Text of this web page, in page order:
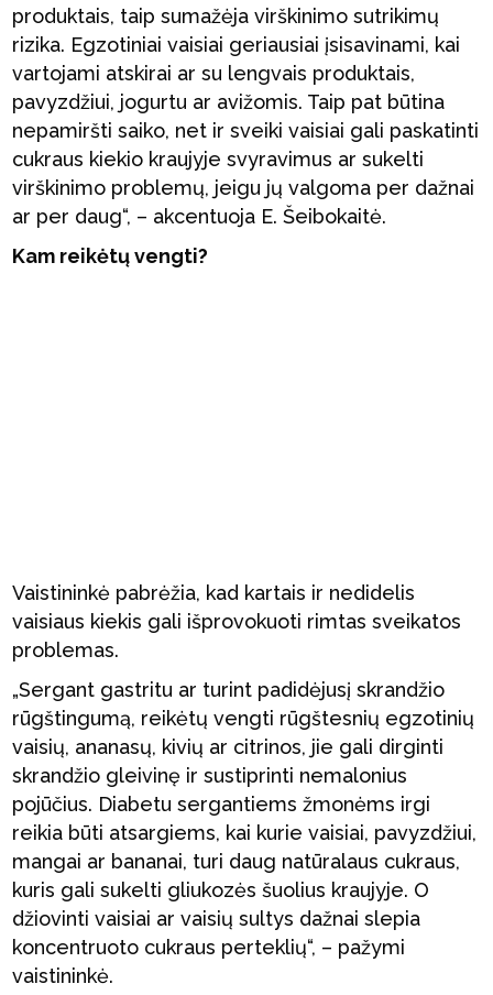
produktais, taip sumažėja virškinimo sutrikimų
rizika. Egzotiniai vaisiai geriausiai įsisavinami, kai
vartojami atskirai ar su lengvais produktais,
pavyzdžiui, jogurtu ar avižomis. Taip pat būtina
nepamiršti saiko, net ir sveiki vaisiai gali paskatinti
cukraus kiekio kraujyje svyravimus ar sukelti
virškinimo problemų, jeigu jų valgoma per dažnai
ar per daug“, – akcentuoja E. Šeibokaitė.
Kam reikėtų vengti?
Vaistininkė pabrėžia, kad kartais ir nedidelis
vaisiaus kiekis gali išprovokuoti rimtas sveikatos
problemas.
„Sergant gastritu ar turint padidėjusį skrandžio
rūgštingumą, reikėtų vengti rūgštesnių egzotinių
vaisių, ananasų, kivių ar citrinos, jie gali dirginti
skrandžio gleivinę ir sustiprinti nemalonius
pojūčius. Diabetu sergantiems žmonėms irgi
reikia būti atsargiems, kai kurie vaisiai, pavyzdžiui,
mangai ar bananai, turi daug natūralaus cukraus,
kuris gali sukelti gliukozės šuolius kraujyje. O
džiovinti vaisiai ar vaisių sultys dažnai slepia
koncentruoto cukraus perteklių“, – pažymi
vaistininkė.